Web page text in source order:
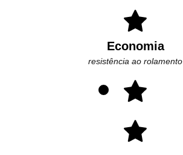
Economia
resistência ao rolamento